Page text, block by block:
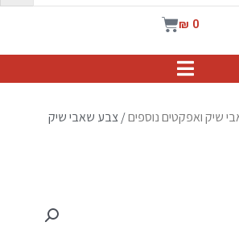
₪ 0
עגלת
שיק ואפקטים נוספים/ צבע שאבי שיק